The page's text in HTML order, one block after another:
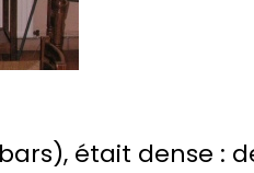
était dense :